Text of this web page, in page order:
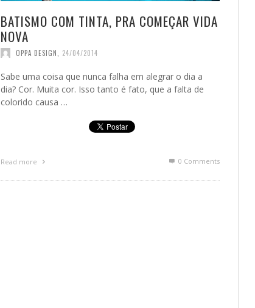
BATISMO COM TINTA, PRA COMEÇAR VIDA
NOVA
OPPA DESIGN 24/04/2014
Sabe uma coisa que nunca falha em alegrar o dia a
dia? Cor. Muita cor. Isso tanto é fato, que a falta de
colorido causa …
Read more 0 Comments